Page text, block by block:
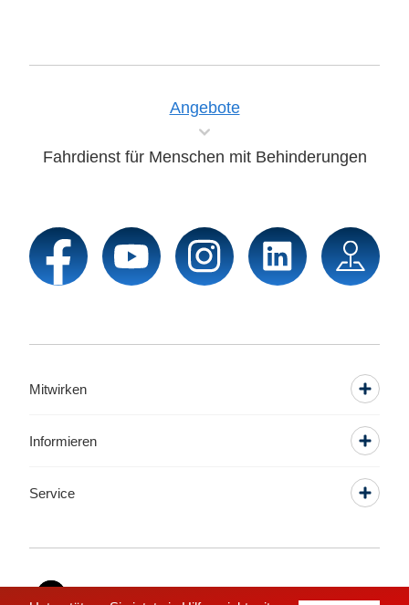
Angebote
Fahrdienst für Menschen mit Behinderungen
Mitwirken
Informieren
Service
Sprache wechseln zu